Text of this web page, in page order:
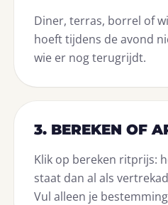
Diner, terras, borrel of
hoeft tijdens de avond
wie er nog terugrijdt.
3. BEREKEN OF
Klik op bereken ritprijs:
staat dan al als
Vul alleen je